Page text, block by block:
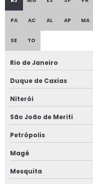
Empresa de projetos nr
Empresa de
Empresa de
Empresa de teste de
Empresa de
Empresa de
PA AC AL AP MA
SE TO
Rio de Janeiro
Duque de Caxias
Niterói
São João de Meriti
Petrópolis
Magé
Mesquita